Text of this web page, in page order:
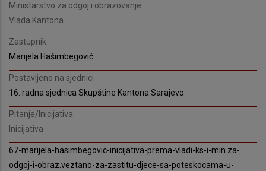
Ministarstvo za odgoj i obrazovanje
Vlada Kantona
Zastupnik
Marijela Hašimbegović
Postavljeno na sjednici
16. radna sjednica Skupštine Kantona Sarajevo
Pitanje/Inicijativa
Inicijativa
67-marijela-hasimbegovic-inicijativa-prema-vladi-ks-i-min.za-
odgoj-i-obraz.veztano-za-zastitu-djece-sa-poteskocama-u-